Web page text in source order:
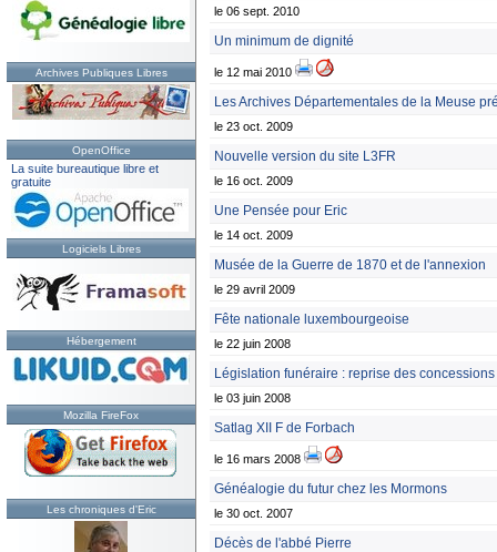
Archives Publiques Libres
OpenOffice
La suite bureautique libre et
gratuite
Logiciels Libres
Hébergement
Mozilla FireFox
Les chroniques d'Eric
le 06 sept. 2010
Un minimum de dignité
le 12 mai 2010
Les Archives Départementales de la Meuse
le 23 oct. 2009
Nouvelle version du site L3FR
le 16 oct. 2009
Une Pensée pour Eric
le 14 oct. 2009
Musée de la Guerre de 1870 et de l'annexion
le 29 avril 2009
Fête nationale luxembourgeoise
le 22 juin 2008
Législation funéraire : reprise des concessions
le 03 juin 2008
Satlag XII F de Forbach
le 16 mars 2008
Généalogie du futur chez les Mormons
le 30 oct. 2007
Décès de l'abbé Pierre